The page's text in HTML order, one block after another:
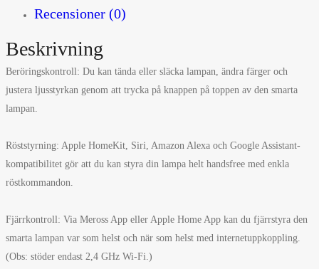
Recensioner (0)
Beskrivning
Beröringskontroll: Du kan tända eller släcka lampan, ändra färger och
justera ljusstyrkan genom att trycka på knappen på toppen av den smarta
lampan.
Röststyrning: Apple HomeKit, Siri, Amazon Alexa och Google Assistant-
kompatibilitet gör att du kan styra din lampa helt handsfree med enkla
röstkommandon.
Fjärrkontroll: Via Meross App eller Apple Home App kan du fjärrstyra den
smarta lampan var som helst och när som helst med internetuppkoppling.
(Obs: stöder endast 2,4 GHz Wi-Fi.)